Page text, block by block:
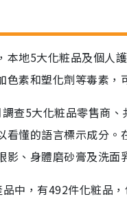
本地5大化粧品及個人
色素和塑化劑等毒素，
查5大化粧品零售商
看懂的語言標示成分
影、身體磨砂膏及洗面
中，有492件化粧品